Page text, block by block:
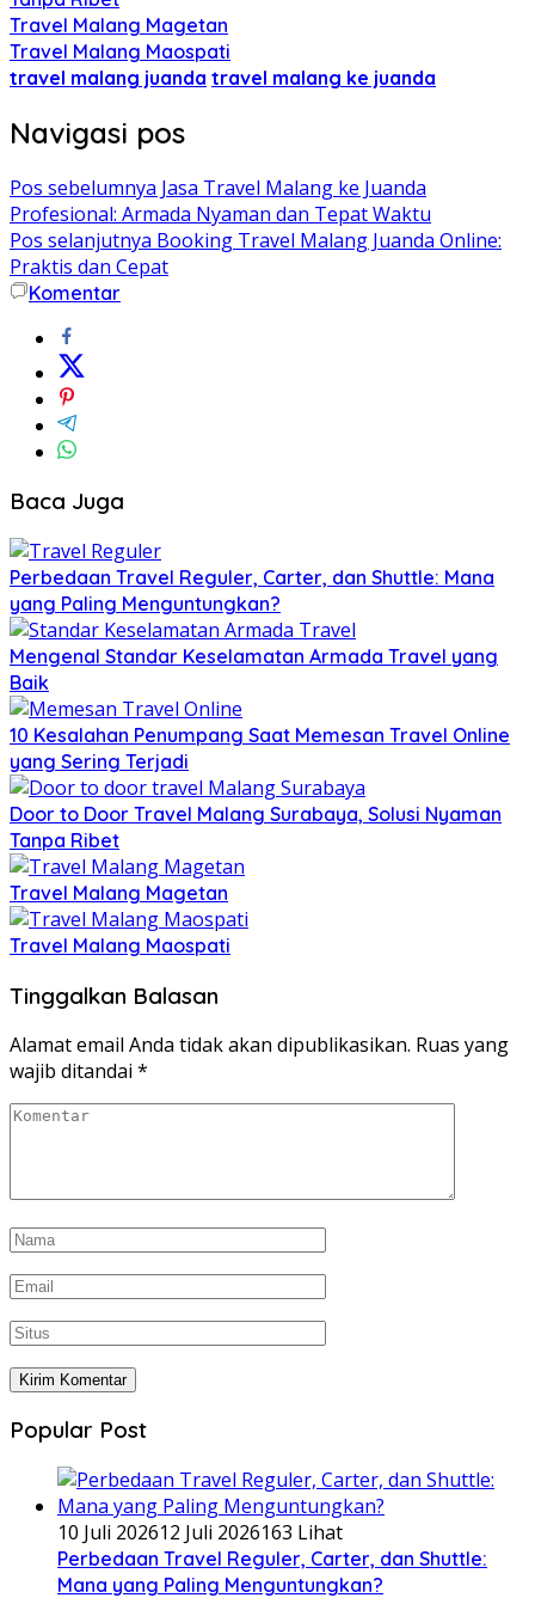
Travel Malang Magetan
Travel Malang Maospati
travel malang juanda travel malang ke juanda
Navigasi pos
Pos sebelumnya Jasa Travel Malang ke Juanda
Profesional: Armada Nyaman dan Tepat Waktu
Pos selanjutnya Booking Travel Malang Juanda Online:
Praktis dan Cepat
Komentar
Baca Juga
Perbedaan Travel Reguler, Carter, dan Shuttle: Mana
yang Paling Menguntungkan?
Mengenal Standar Keselamatan Armada Travel yang
Baik
10 Kesalahan Penumpang Saat Memesan Travel Online
yang Sering Terjadi
Door to Door Travel Malang Surabaya, Solusi Nyaman
Tanpa Ribet
Travel Malang Magetan
Travel Malang Maospati
Tinggalkan Balasan
Alamat email Anda tidak akan dipublikasikan. Ruas yang
wajib ditandai *
Popular Post
10 Juli 202612 Juli 2026163 Lihat
Perbedaan Travel Reguler, Carter, dan Shuttle:
Mana yang Paling Menguntungkan?